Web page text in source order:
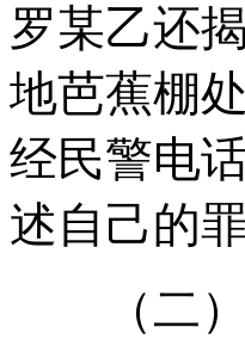
罗某乙还
地芭蕉棚
经民警电
述自己的罪
（二）